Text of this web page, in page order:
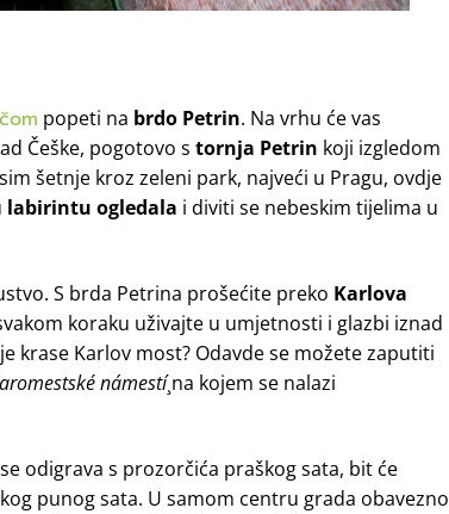
popeti na brdo Petrin. Na vrhu će vas
Češke, pogotovo s tornja Petrin koji izgledom
šetnje kroz zeleni park, najveći u Pragu, ovdje
labirintu ogledala i diviti se nebeskim tijelima u
S brda Petrina prošećite preko Karlova
koraku uživajte u umjetnosti i glazbi iznad
krase Karlov most? Odavde se možete zaputiti
námestí¸na kojem se nalazi
odigrava s prozorčića praškog sata, bit će
punog sata. U samom centru grada obavezno